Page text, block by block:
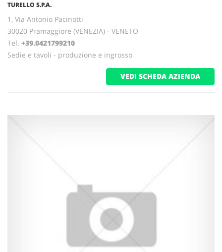
TURELLO S.P.A.
1, Via Antonio Pacinotti
30020 Pramaggiore (VENEZIA) - VENETO
Tel. +39.0421799210
Sedie e tavoli - produzione e ingrosso
VEDI SCHEDA AZIENDA